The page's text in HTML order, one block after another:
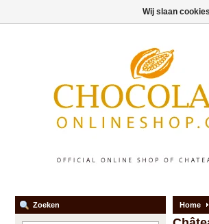
Zoeken Home
Wij slaan